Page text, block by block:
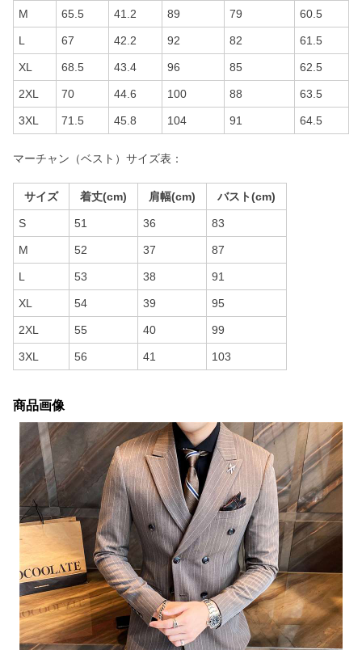
M 65.5 41.2 89 79 60.5
L 67 42.2 92 82 61.5
XL 68.5 43.4 96 85 62.5
2XL 70 44.6 100 88 63.5
3XL 71.5 45.8 104 91 64.5
マーチャン（ベスト）サイズ表：
サイズ 着丈(cm) 肩幅(cm) バスト(cm)
S 51 36 83
M 52 37 87
L 53 38 91
XL 54 39 95
2XL 55 40 99
3XL 56 41 103
商品画像